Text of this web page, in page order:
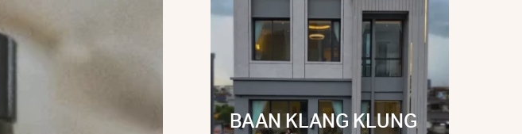
BAAN KLANG KLUNG